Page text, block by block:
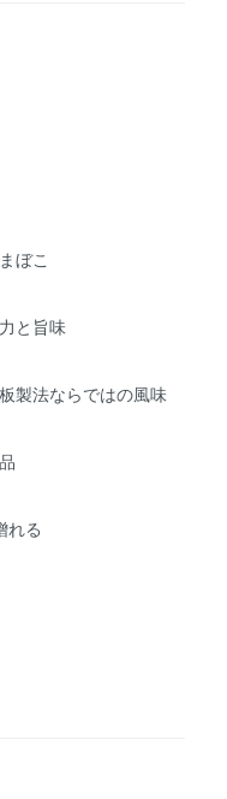
ぼこ
と旨味
製法ならではの風味
れる